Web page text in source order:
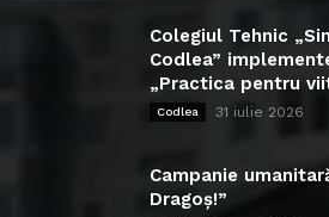
Colegiul Tehnic
Codlea”
„Practica pentru
Codlea 31 iulie 2026
Campanie
Dragoș!”